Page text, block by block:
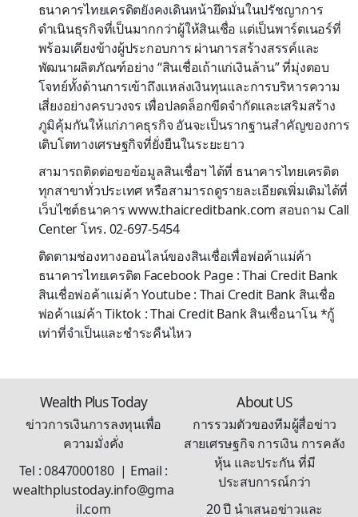
ธนาคารไทยเครดิตยังคงเดินหน้ายึดมั่นในปรัชญาการ
ดำเนินธุรกิจที่เป็นมากกว่าผู้ให้สินเชื่อ แต่เป็นพาร์ตเนอร์ที่
พร้อมเคียงข้างผู้ประกอบการ ผ่านการสร้างสรรค์และ
พัฒนาผลิตภัณฑ์อย่าง “สินเชื่อเถ้าแก่เงินล้าน” ที่มุ่งตอบ
โจทย์ทั้งด้านการเข้าถึงแหล่งเงินทุนและการบริหารความ
เสี่ยงอย่างครบวงจร เพื่อปลดล็อกขีดจำกัดและเสริมสร้าง
ภูมิคุ้มกันให้แก่ภาคธุรกิจ อันจะเป็นรากฐานสำคัญของการ
เติบโตทางเศรษฐกิจที่ยั่งยืนในระยะยาว
สามารถติดต่อขอข้อมูลสินเชื่อฯ ได้ที่ ธนาคารไทยเครดิต
ทุกสาขาทั่วประเทศ หรือสามารถดูรายละเอียดเพิ่มเติมได้ที่
เว็บไซต์ธนาคาร www.thaicreditbank.com สอบถาม Call
Center โทร. 02-697-5454
ติดตามช่องทางออนไลน์ของสินเชื่อเพื่อพ่อค้าแม่ค้า
ธนาคารไทยเครดิต Facebook Page : Thai Credit Bank
สินเชื่อพ่อค้าแม่ค้า Youtube : Thai Credit Bank สินเชื่อ
พ่อค้าแม่ค้า Tiktok : Thai Credit Bank สินเชื่อนาโน *กู้
เท่าที่จำเป็นและชำระคืนไหว
Wealth Plus Today
ข่าวการเงินการลงทุนเพื่อ
ความมั่งคั่ง
Tel : 0847000180 | Email :
wealthplustoday.info@gma
il.com
About US
การรวมตัวของทีมผู้สื่อข่าว
สายเศรษฐกิจ การเงิน การคลัง
หุ้น และประกัน ที่มี
ประสบการณ์กว่า
20 ปี นำเสนอข่าวและ